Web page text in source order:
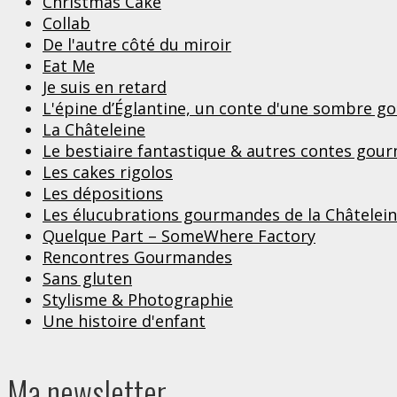
Collab
De l'autre côté du miroir
Eat Me
Je suis en retard
L'épine d’Églantine, un conte d'une sombre
La Châteleine
Le bestiaire fantastique & autres contes
Les cakes rigolos
Les dépositions
Les élucubrations gourmandes de la
Quelque Part – SomeWhere Factory
Rencontres Gourmandes
Sans gluten
Stylisme & Photographie
Une histoire d'enfant